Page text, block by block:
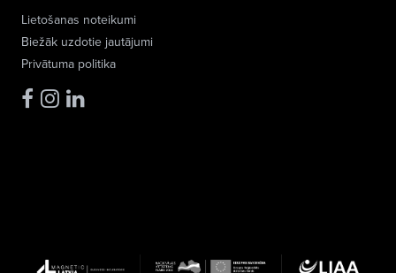
Lietošanas noteikumi
Biežāk uzdotie jautājumi
Privātuma politika